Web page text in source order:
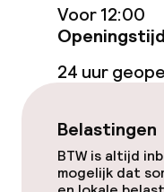
Nachtclub
Casino
Eet- en
Restaurant
Voor 12:00
24 uur
Belastingen
BTW is altijd
mogelijk dat